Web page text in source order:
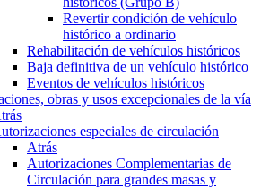
Revertir condición de vehículo
histórico a ordinario
Rehabilitación de vehículos históricos
Baja definitiva de un vehículo histórico
Eventos de vehículos históricos
obras y usos excepcionales de la vía
especiales de circulación
Atrás
Autorizaciones Complementarias de
Circulación para grandes masas y